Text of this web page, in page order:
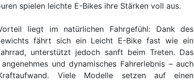
spielen leichte E-Bikes ihre Stärken voll aus.
liegt im natürlichen Fahrgefühl: Dank des
fährt sich ein Leicht E-Bike fast wie ein
unterstützt jedoch sanft beim Treten. Das
und dynamisches Fahrerlebnis – auch
Viele Modelle setzen auf einen